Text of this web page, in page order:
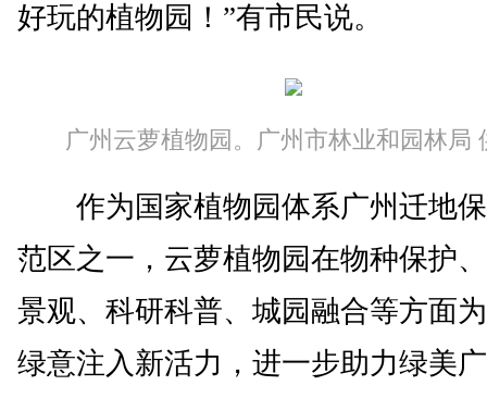
好玩的植物园！”有市民说。
广州云萝植物园。广州市林业和园林局
作为国家植物园体系广州迁地
范区之一，云萝植物园在物种保护
景观、科研科普、城园融合等方面
绿意注入新活力，进一步助力绿美